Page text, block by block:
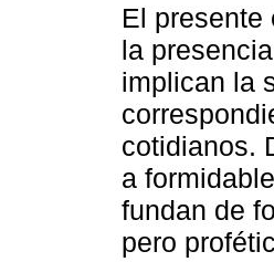
El presente
la
implican la
cotidianos.
a
fundan de
pero